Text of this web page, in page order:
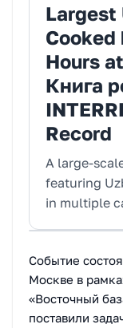
Largest
Cooked
Hours
Книга
Record
A large-
featuring
in multiple
Событие
Москве в
«Восточный
поставили